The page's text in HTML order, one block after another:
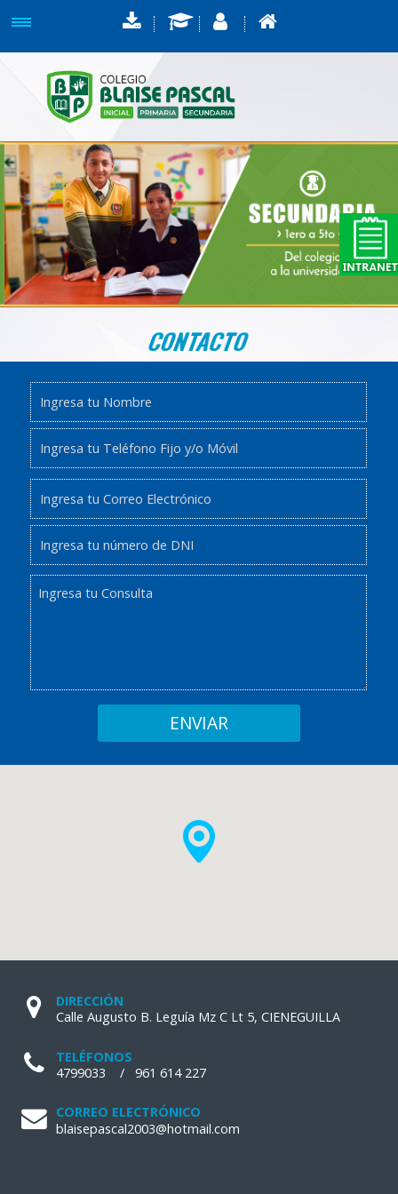
CONTACTO
DIRECCIÓN
Calle Augusto B. Leguía Mz C Lt 5, CIENEGUILLA
TELÉFONOS
4799033 /961 614 227
CORREO ELECTRÓNICO
blaisepascal2003@hotmail.com